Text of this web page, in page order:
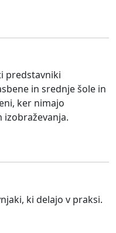
predstavniki
in srednje šole in
ker nimajo
izobraževanja.
ki delajo v praksi.